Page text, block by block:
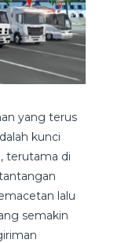
yang terus
kunci
terutama di
lalu
semakin